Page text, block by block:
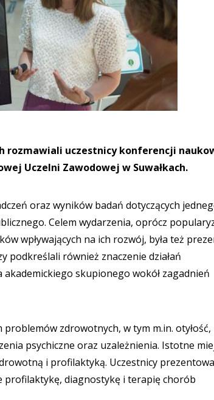
rozmawiali uczestnicy konferencji
Uczelni Zawodowej w Suwałkach.
oraz wyników badań dotyczących
Celem wydarzenia, oprócz
wpływających na ich rozwój, była też
również znaczenie działań
skupionego wokół zagadnień
zdrowotnych, w tym m.in. otyłość,
psychiczne oraz uzależnienia. Istotne
i profilaktyką. Uczestnicy
profilaktykę, diagnostykę i terapię chorób